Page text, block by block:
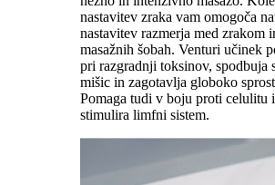
nastavitev zraka vam omogoča
nastavitev razmerja med zrakom
masažnih šobah. Venturi učinek
pri razgradnji toksinov, spodbuja
mišic in zagotavlja globoko
Pomaga tudi v boju proti celulitu
stimulira limfni sistem.